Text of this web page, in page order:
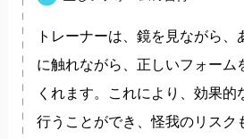
トレーナーは、鏡を見ながら、
に触れながら、正しいフォーム
くれます。これにより、効果的
行うことができ、怪我のリスク